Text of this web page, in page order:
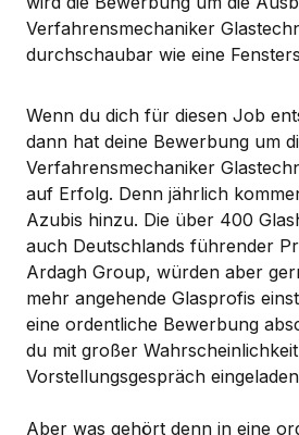
Verfahrensmechaniker
durchschaubar wie eine
Wenn du dich für diesen Job
dann hat deine Bewerbung um
Verfahrensmechaniker
auf Erfolg. Denn jährlich
Azubis hinzu. Die über 400
auch Deutschlands führender
Ardagh Group, würden aber
mehr angehende Glasprofis
eine ordentliche Bewerbung
du mit großer
Vorstellungsgespräch
Aber was gehört denn in eine